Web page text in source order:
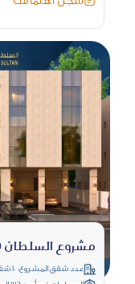
مشروع السلطان 70
عدد شقق المشروع: 10 شقة